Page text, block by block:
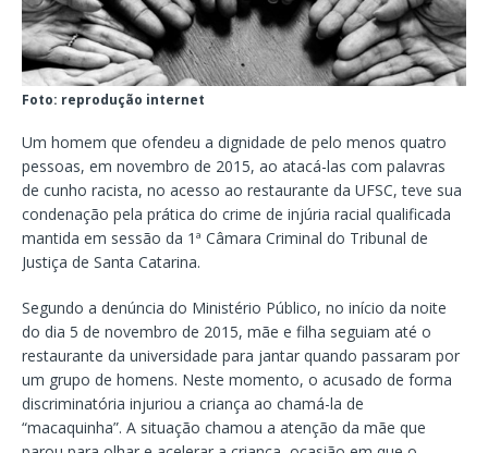
Foto: reprodução internet
Um homem que ofendeu a dignidade de pelo menos quatro
pessoas, em novembro de 2015, ao atacá-las com palavras
de cunho racista, no acesso ao restaurante da UFSC, teve sua
condenação pela prática do crime de injúria racial qualificada
mantida em sessão da 1ª Câmara Criminal do Tribunal de
Justiça de Santa Catarina.
Segundo a denúncia do Ministério Público, no início da noite
do dia 5 de novembro de 2015, mãe e filha seguiam até o
restaurante da universidade para jantar quando passaram por
um grupo de homens. Neste momento, o acusado de forma
discriminatória injuriou a criança ao chamá-la de
“macaquinha”. A situação chamou a atenção da mãe que